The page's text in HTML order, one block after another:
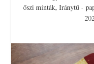
őszi minták, Iránytű -